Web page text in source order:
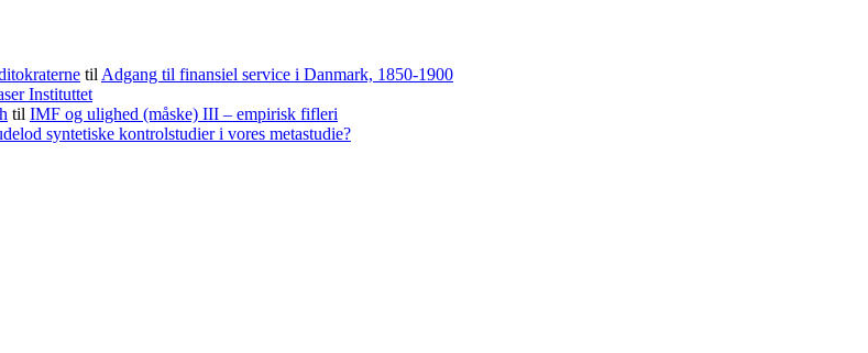
til Adgang til finansiel service i Danmark, 1850-1900
Instituttet
til IMF og ulighed (måske) III – empirisk fifleri
syntetiske kontrolstudier i vores metastudie?